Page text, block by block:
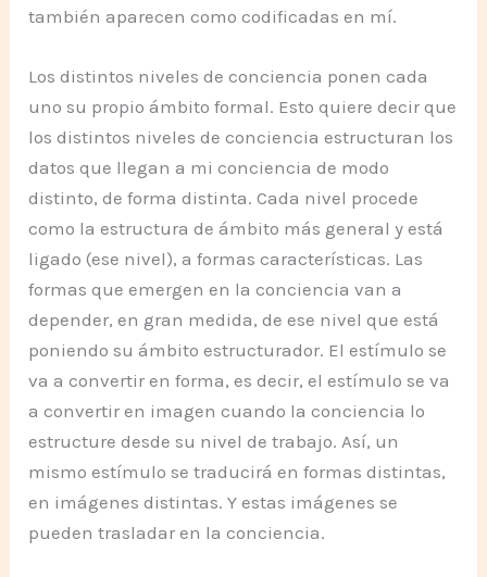
también aparecen como codificadas en mí.
Los distintos niveles de conciencia ponen cada
uno su propio ámbito formal. Esto quiere decir que
los distintos niveles de conciencia estructuran los
datos que llegan a mi conciencia de modo
distinto, de forma distinta. Cada nivel procede
como la estructura de ámbito más general y está
ligado (ese nivel), a formas características. Las
formas que emergen en la conciencia van a
depender, en gran medida, de ese nivel que está
poniendo su ámbito estructurador. El estímulo se
va a convertir en forma, es decir, el estímulo se va
a convertir en imagen cuando la conciencia lo
estructure desde su nivel de trabajo. Así, un
mismo estímulo se traducirá en formas distintas,
en imágenes distintas. Y estas imágenes se
pueden trasladar en la conciencia.